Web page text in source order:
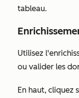
tableau.
Utilisez
ou valider les
En haut, cliquez